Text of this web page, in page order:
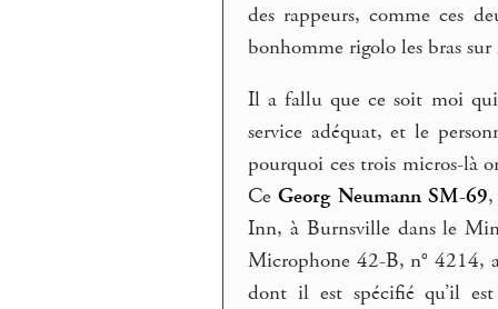
des rappeurs, comme ces
bonhomme rigolo les bras
Il a fallu que ce soit moi
service adéquat, et le
pourquoi ces trois micros-là
CeGeorg Neumann SM-69
Inn, à Burnsville dans le
Microphone 42-B, n° 4214,
dont il est spécifié qu’il